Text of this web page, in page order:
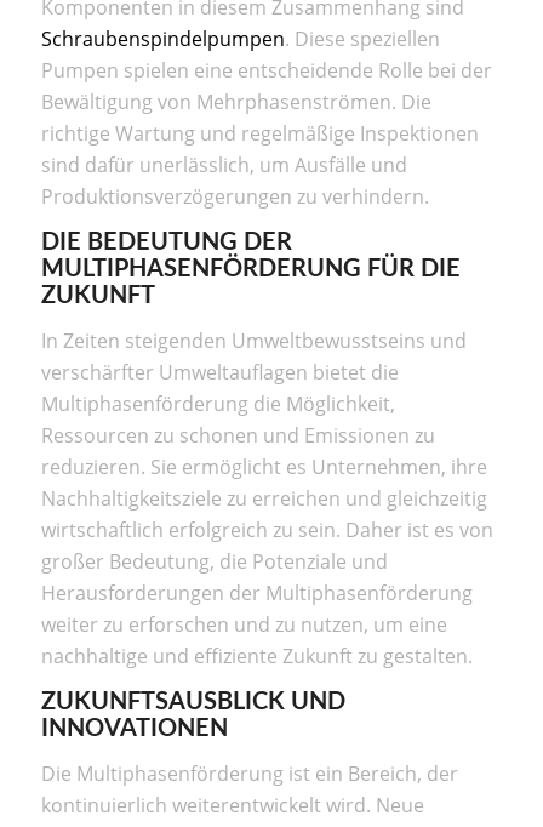
Komponenten in diesem Zusammenhang sind
Schraubenspindelpumpen. Diese speziellen
Pumpen spielen eine entscheidende Rolle bei der
Bewältigung von Mehrphasenströmen. Die
richtige Wartung und regelmäßige Inspektionen
sind dafür unerlässlich, um Ausfälle und
Produktionsverzögerungen zu verhindern.
DIE BEDEUTUNG DER
MULTIPHASENFÖRDERUNG FÜR DIE
ZUKUNFT
In Zeiten steigenden Umweltbewusstseins und
verschärfter Umweltauflagen bietet die
Multiphasenförderung die Möglichkeit,
Ressourcen zu schonen und Emissionen zu
reduzieren. Sie ermöglicht es Unternehmen, ihre
Nachhaltigkeitsziele zu erreichen und gleichzeitig
wirtschaftlich erfolgreich zu sein. Daher ist es von
großer Bedeutung, die Potenziale und
Herausforderungen der Multiphasenförderung
weiter zu erforschen und zu nutzen, um eine
nachhaltige und effiziente Zukunft zu gestalten.
ZUKUNFTSAUSBLICK UND
INNOVATIONEN
Die Multiphasenförderung ist ein Bereich, der
kontinuierlich weiterentwickelt wird. Neue